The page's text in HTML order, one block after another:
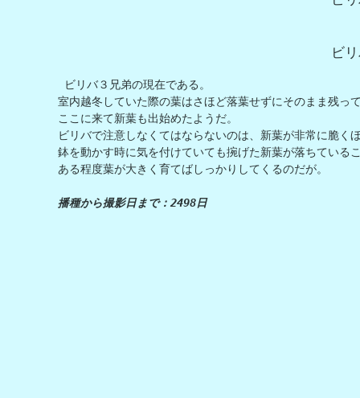
ビ
室内越冬していた際の葉はさほど落葉せずにそのまま残っ
ここに来て新葉も出始めたようだ。
ビリバで注意しなくてはならないのは、新葉が非常に脆く
鉢を動かす時に気を付けていても捥げた新葉が落ちている
ある程度葉が大きく育てばしっかりしてくるのだが。
播種から撮影日まで：2498日